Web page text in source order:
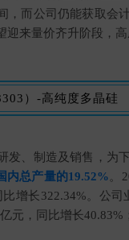
，而公司仍能获取会
来量价齐升阶段，高
）-高纯度多晶硅
发、制造及销售，为
内总产量的19.52%。
增长322.34%。公
元，同比增长